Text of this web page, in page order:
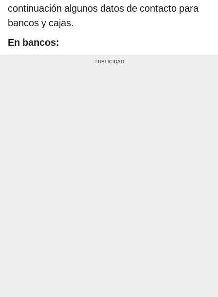
continuación algunos datos de contacto para
bancos y cajas.
En bancos: